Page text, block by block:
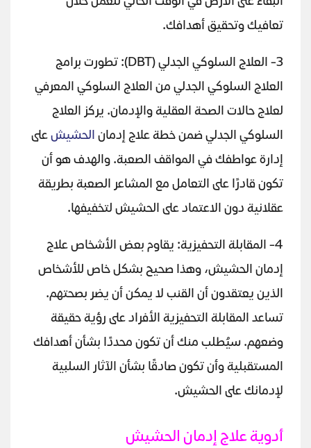
تعافيك وتحقيق أهدافك.
3- العلاج السلوكي الجدلي (DBT): تطورت برامج
العلاج السلوكي الجدلي من العلاج السلوكي المعرفي
لعلاج حالات الصحة العقلية والإدمان. يركز العلاج
السلوكي الجدلي ضمن خطة علاج إدمان الحشيشعلى
إدارة عواطفك في المواقف الصعبة. والهدف هو أن
تكون قادرًا على التعامل مع المشاعر الصعبة بطريقة
عقلانية دون الاعتماد على الحشيش لتخفيفها.
4- المقابلة التحفيزية: يقاوم بعض الأشخاص علاج
إدمان الحشيش، وهذا صحيح بشكل خاص للأشخاص
الذين يعتقدون أن القنب لا يمكن أن يضر بصحتهم.
تساعد المقابلة التحفيزية الأفراد على رؤية حقيقة
وضعهم. سيُطلب منك أن تكون محددًا بشأن أهدافك
المستقبلية وأن تكون صادقًا بشأن الآثار السلبية
لإدمانك على الحشيش.
أدوية علاج إدمان الحشيش